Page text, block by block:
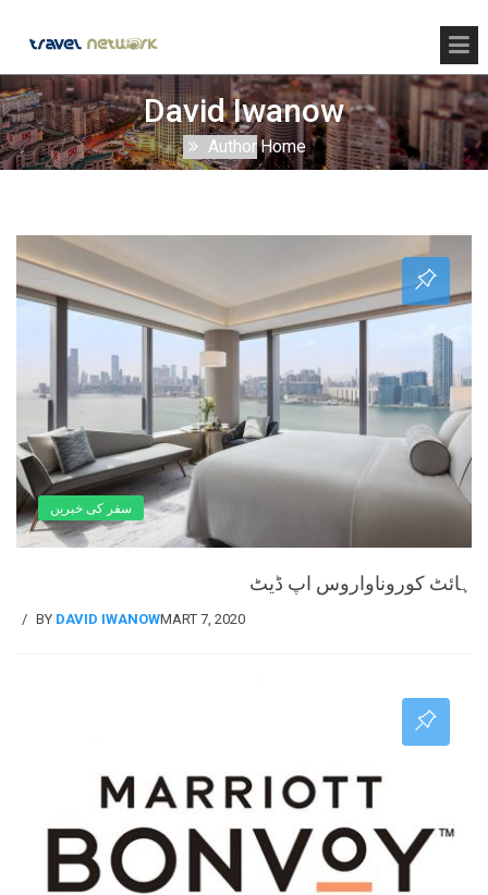
David Iwanow
Home
Author
سفر کی خبریں
ہائٹ کوروناواروس اپ ڈیٹ
BY DAVID IWANOWMART 7, 2020